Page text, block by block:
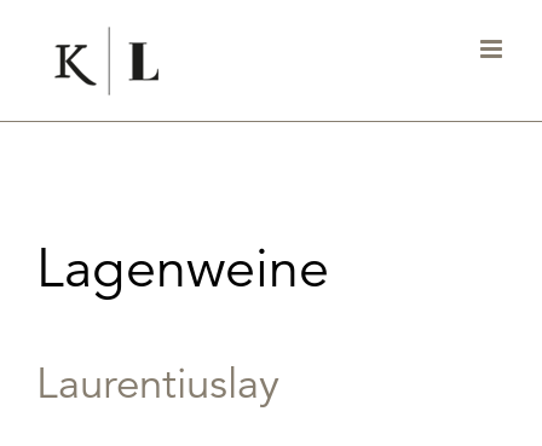
springen
Lagenweine
Laurentiuslay